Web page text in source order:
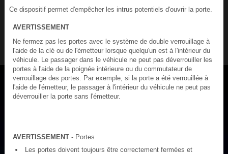
Ce dispositif permet d'empêcher les intrus potentiels d'ouvrir la porte.
AVERTISSEMENT
Ne fermez pas les portes avec le système de double verrouillage à
l'aide de la clé ou de l'émetteur lorsque quelqu'un est à l'intérieur du
véhicule. Le passager dans le véhicule ne peut pas déverrouiller les
portes à l'aide de la poignée intérieure ou du commutateur de
verrouillage des portes. Par exemple, si la porte a été verrouillée à
l'aide de l'émetteur, le passager à l'intérieur du véhicule ne peut pas
déverrouiller la porte sans l'émetteur.
AVERTISSEMENT- Portes
Les portes doivent toujours être correctement fermées et